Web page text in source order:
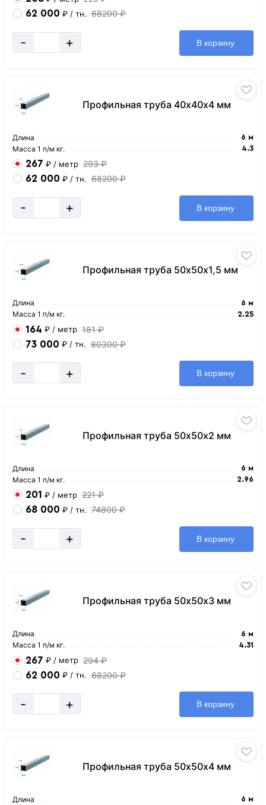
62 000 ₽ / тн. 68200 ₽
- + В корзину
Профильная труба 40х40х4 мм
Длина 6 м
Масса 1 п/м кг. 4.3
267 ₽ / метр 293 ₽
62 000 ₽ / тн. 68200 ₽
- + В корзину
Профильная труба 50х50х1,5 мм
Длина 6 м
Масса 1 п/м кг. 2.25
164 ₽ / метр 181 ₽
73 000 ₽ / тн. 80300 ₽
- + В корзину
Профильная труба 50х50х2 мм
Длина 6 м
Масса 1 п/м кг. 2.96
201 ₽ / метр 221 ₽
68 000 ₽ / тн. 74800 ₽
- + В корзину
Профильная труба 50х50х3 мм
Длина 6 м
Масса 1 п/м кг. 4.31
267 ₽ / метр 294 ₽
62 000 ₽ / тн. 68200 ₽
- + В корзину
Профильная труба 50х50х4 мм
Длина 6 м